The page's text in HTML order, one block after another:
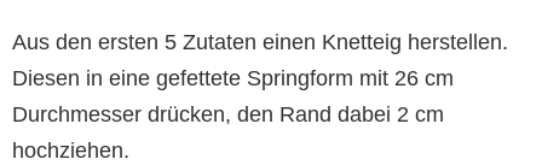
Aus den ersten 5 Zutaten einen Knetteig herstellen.
Diesen in eine gefettete Springform mit 26 cm
Durchmesser drücken, den Rand dabei 2 cm
hochziehen.